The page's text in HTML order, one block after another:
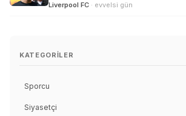
Liverpool FC · evvelsi gün
KATEGORILER
Sporcu
Siyasetçi